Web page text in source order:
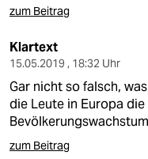
zum Beitrag
Klartext
15.05.2019 , 18:32 Uhr
Gar nicht so falsch,
die Leute in Europa
zum Beitrag